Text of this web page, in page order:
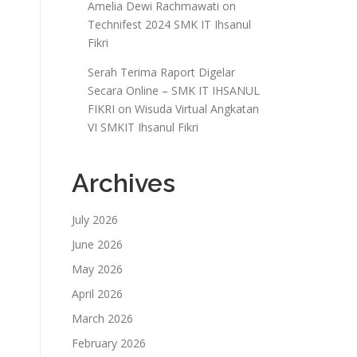
Amelia Dewi Rachmawati on
Technifest 2024 SMK IT Ihsanul
Fikri
Serah Terima Raport Digelar
Secara Online – SMK IT IHSANUL
FIKRI on Wisuda Virtual Angkatan
VI SMKIT Ihsanul Fikri
Archives
July 2026
June 2026
May 2026
April 2026
March 2026
February 2026